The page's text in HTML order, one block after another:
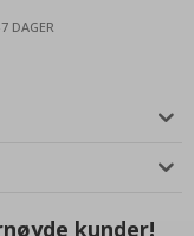
DAGER
kunder!